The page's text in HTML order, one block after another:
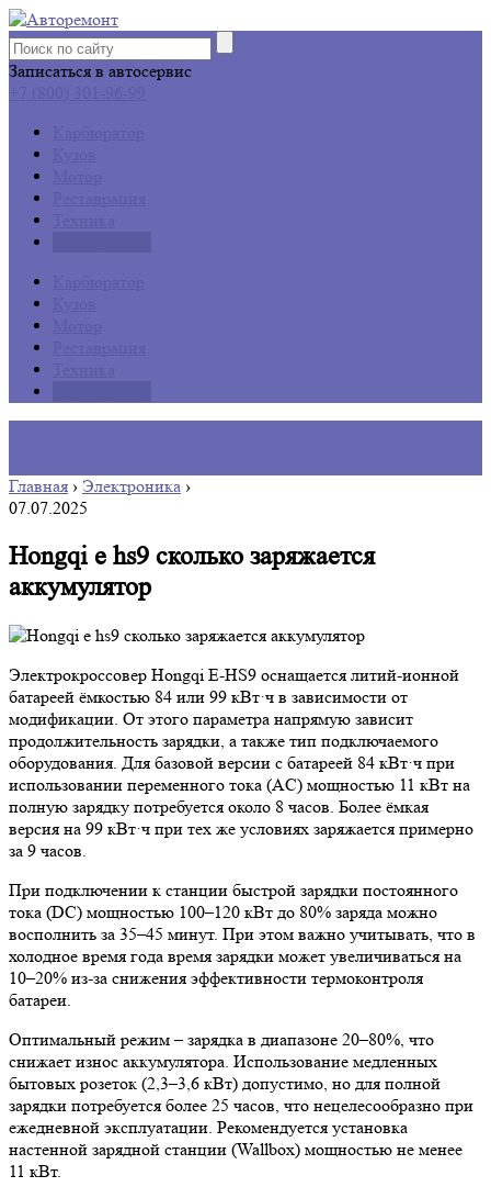
Записаться в автосервис
Главная › Электроника ›
07.07.2025
Hongqi e hs9 сколько заряжается
аккумулятор
Электрокроссовер Hongqi E-HS9 оснащается литий-ионной
батареей ёмкостью 84 или 99 кВт·ч в зависимости от
модификации. От этого параметра напрямую зависит
продолжительность зарядки, а также тип подключаемого
оборудования. Для базовой версии с батареей 84 кВт·ч при
использовании переменного тока (AC) мощностью 11 кВт на
полную зарядку потребуется около 8 часов. Более ёмкая
версия на 99 кВт·ч при тех же условиях заряжается примерно
за 9 часов.
При подключении к станции быстрой зарядки постоянного
тока (DC) мощностью 100–120 кВт до 80% заряда можно
восполнить за 35–45 минут. При этом важно учитывать, что в
холодное время года время зарядки может увеличиваться на
10–20% из-за снижения эффективности термоконтроля
батареи.
Оптимальный режим – зарядка в диапазоне 20–80%, что
снижает износ аккумулятора. Использование медленных
бытовых розеток (2,3–3,6 кВт) допустимо, но для полной
зарядки потребуется более 25 часов, что нецелесообразно при
ежедневной эксплуатации. Рекомендуется установка
настенной зарядной станции (Wallbox) мощностью не менее
11 кВт.